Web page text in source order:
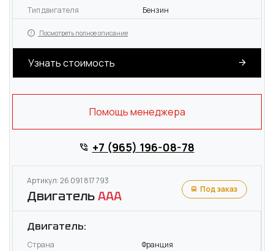
Тип двигателя
Бензин
Посмотреть полное описание
Узнать стоимость
Помощь менеджера
+7 (965) 196-08-78
Артикул: 26 091 817 793
ДвигательAAA Под заказ
Двигатель:
Страна
Франция